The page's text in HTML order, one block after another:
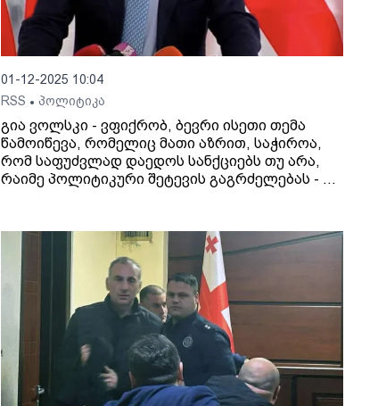
01-12-2025 10:04
RSS • პოლიტიკა
გია ვოლსკი - ვფიქრობ, ბევრი ისეთი თემა
წამოიწევა, რომელიც მათი აზრით, საჭიროა,
რომ საფუძვლად დაედოს სანქციებს თუ არა,
რაიმე პოლიტიკური შეტევის გაგრძელებას - არ